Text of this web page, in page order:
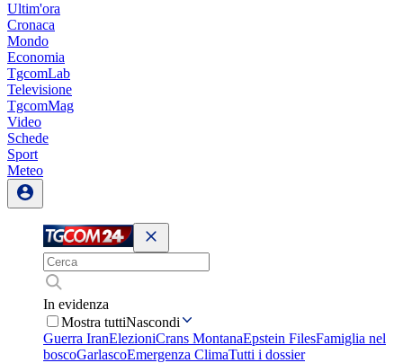
Ultim'ora
Cronaca
Mondo
Economia
TgcomLab
Televisione
TgcomMag
Video
Schede
Sport
Meteo
In evidenza
Mostra tuttiNascondi
Guerra IranElezioniCrans MontanaEpstein FilesFamiglia nel
boscoGarlascoEmergenza ClimaTutti i dossier